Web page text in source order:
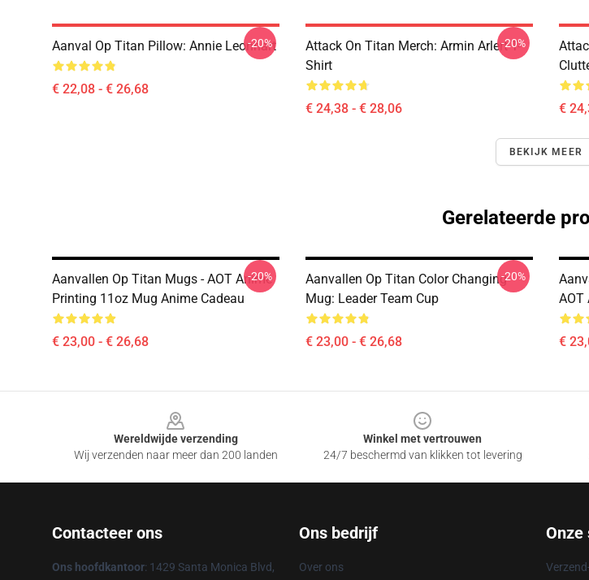
Aanval Op Titan Pillow: Annie Leonhart
€ 22,08 - € 26,68
-20%
Attack On Titan Merch: Armin Arlert T-
Shirt
€ 24,38 - € 28,06
-20%
€
BEKIJK MEER
Gerelateerde
Aanvallen Op Titan Mugs - AOT Anime
Printing 11oz Mug Anime Cadeau
€ 23,00 - € 26,68
-20%
Aanvallen Op Titan Color Changing
Mug: Leader Team Cup
€ 23,00 - € 26,68
-20%
AOT
€
Wereldwijde verzending
Wij verzenden naar meer dan 200 landen
Winkel met vertrouwen
24/7 beschermd van klikken tot levering
Contacteer ons
Ons hoofdkantoor: 1429 Santa Monica Blvd,
Ons bedrijf
Over ons
Onze